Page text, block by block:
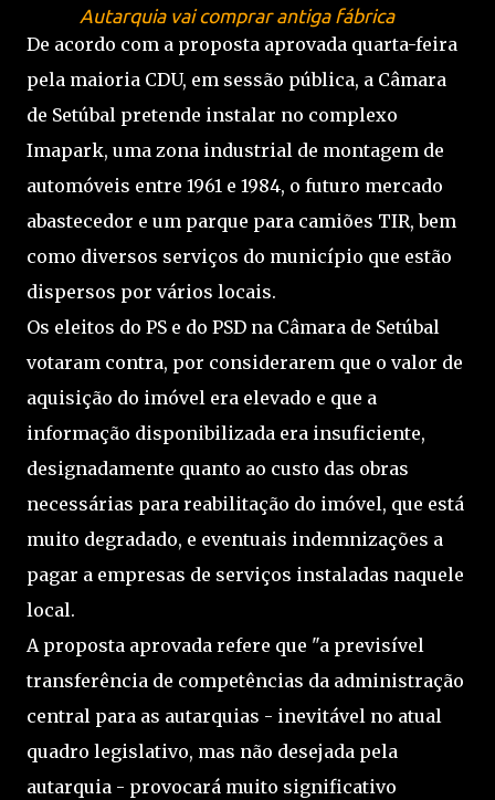
Autarquia vai comprar antiga fábrica
De acordo com a proposta aprovada quarta-feira
pela maioria CDU, em sessão pública, a Câmara
de Setúbal pretende instalar no complexo
Imapark, uma zona industrial de montagem de
automóveis entre 1961 e 1984, o futuro mercado
abastecedor e um parque para camiões TIR, bem
como diversos serviços do município que estão
dispersos por vários locais.
Os eleitos do PS e do PSD na Câmara de Setúbal
votaram contra, por considerarem que o valor de
aquisição do imóvel era elevado e que a
informação disponibilizada era insuficiente,
designadamente quanto ao custo das obras
necessárias para reabilitação do imóvel, que está
muito degradado, e eventuais indemnizações a
pagar a empresas de serviços instaladas naquele
local.
A proposta aprovada refere que "a previsível
transferência de competências da administração
central para as autarquias - inevitável no atual
quadro legislativo, mas não desejada pela
autarquia - provocará muito significativo